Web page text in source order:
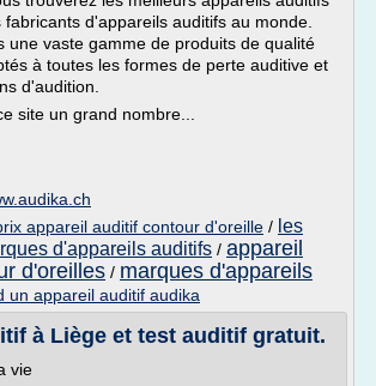
d'appareils auditifs au monde.
une vaste gamme de produits de qualité
à toutes les formes de perte auditive et
d'audition.
site un grand nombre...
appareil auditif contour d'oreille / les
d'appareils auditifs / appareil
d'oreilles / marques d'appareils
un appareil auditif audika
à Liège et test auditif gratuit.
vie